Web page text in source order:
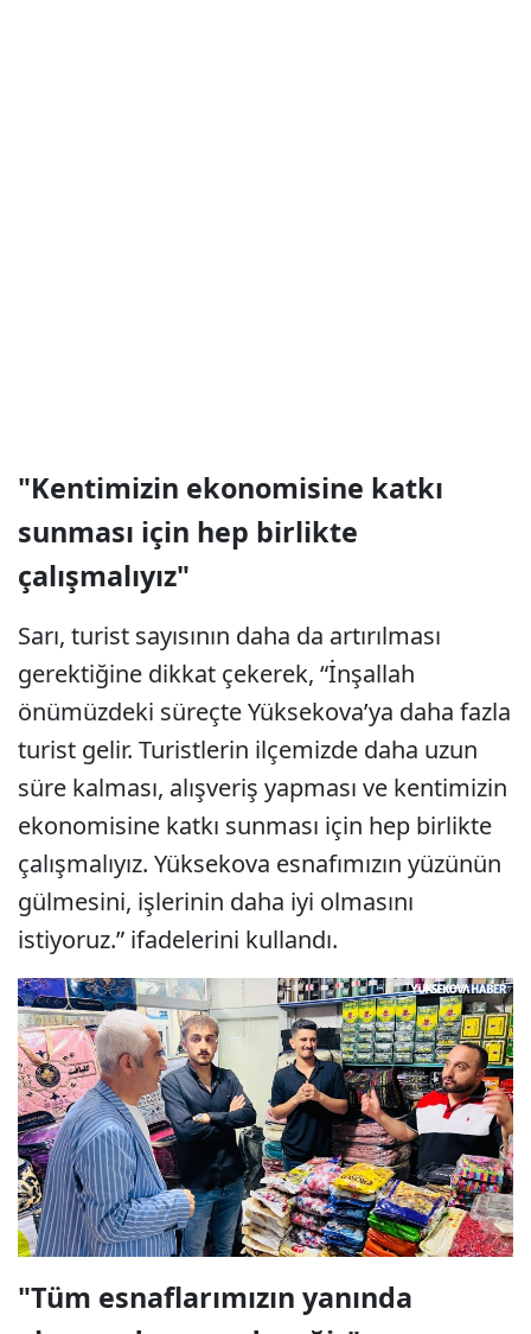
"Kentimizin ekonomisine katkı
sunması için hep birlikte
çalışmalıyız"
Sarı, turist sayısının daha da artırılması
gerektiğine dikkat çekerek, “İnşallah
önümüzdeki süreçte Yüksekova’ya daha fazla
turist gelir. Turistlerin ilçemizde daha uzun
süre kalması, alışveriş yapması ve kentimizin
ekonomisine katkı sunması için hep birlikte
çalışmalıyız. Yüksekova esnafımızın yüzünün
gülmesini, işlerinin daha iyi olmasını
istiyoruz.” ifadelerini kullandı.
"Tüm esnaflarımızın yanında